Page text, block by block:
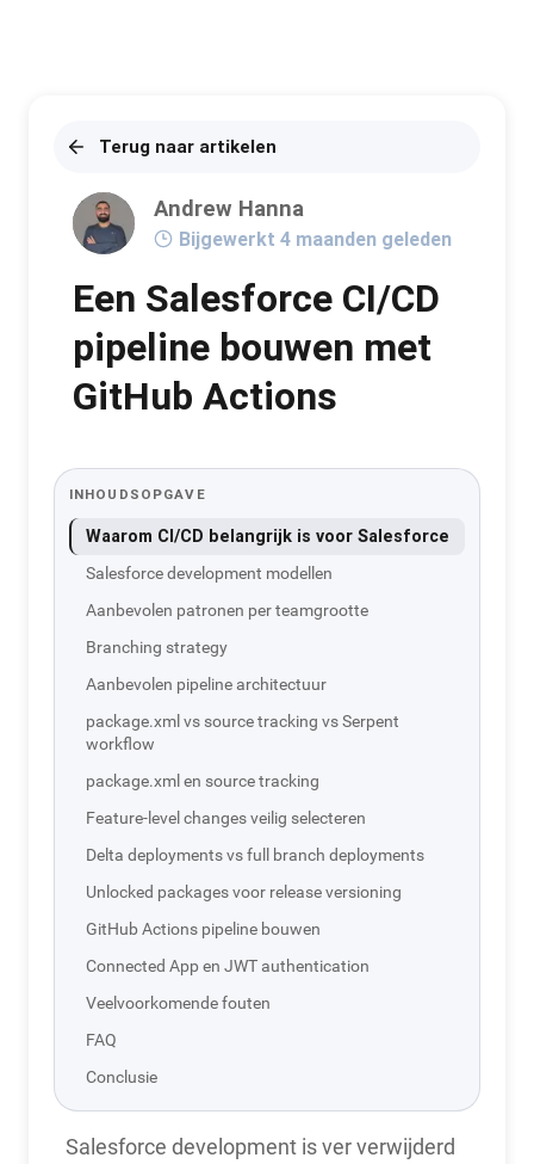
Terug naar artikelen
Andrew Hanna
Bijgewerkt 4 maanden geleden
Een Salesforce CI/CD
pipeline bouwen met
GitHub Actions
INHOUDSOPGAVE
Waarom CI/CD belangrijk is voor Salesforce
Salesforce development modellen
Aanbevolen patronen per teamgrootte
Branching strategy
Aanbevolen pipeline architectuur
package.xml vs source tracking vs Serpent
workflow
package.xml en source tracking
Feature-level changes veilig selecteren
Delta deployments vs full branch deployments
Unlocked packages voor release versioning
GitHub Actions pipeline bouwen
Connected App en JWT authentication
Veelvoorkomende fouten
FAQ
Conclusie
Salesforce development is ver verwijderd